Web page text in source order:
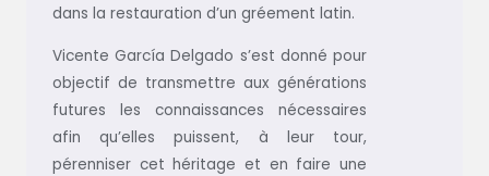
dans la restauration d’un gréement latin.
Vicente García Delgado s’est donné pour
objectif de transmettre aux générations
futures les connaissances nécessaires
afin qu’elles puissent, à leur tour,
pérenniser cet héritage et en faire une